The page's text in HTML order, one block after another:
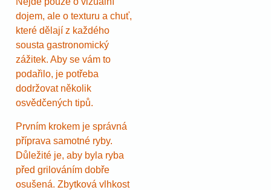
dojem, ale o texturu a chuť,
které dělají z každého
sousta gastronomický
zážitek. Aby se vám to
podařilo, je potřeba
dodržovat několik
osvědčených tipů.
Prvním krokem je správná
příprava samotné ryby.
Důležité je, aby byla ryba
před grilováním dobře
osušená. Zbytková vlhkost